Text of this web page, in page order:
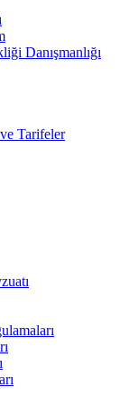
Danışmanlığı
Tarifeler